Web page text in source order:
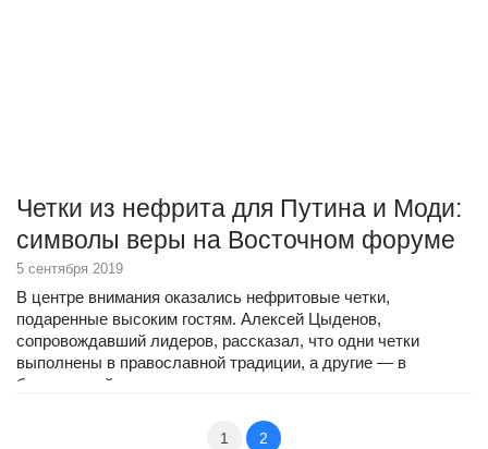
Четки из нефрита для Путина и Моди:
символы веры на Восточном форуме
5 сентября 2019
В центре внимания оказались нефритовые четки,
подаренные высоким гостям. Алексей Цыденов,
сопровождавший лидеров, рассказал, что одни четки
выполнены в православной традиции, а другие — в
буддистской.
1 2